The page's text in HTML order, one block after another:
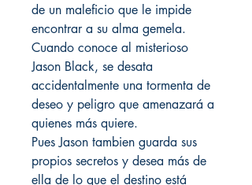
de un maleficio que le impide
encontrar a su alma gemela.
Cuando conoce al misterioso
Jason Black, se desata
accidentalmente una tormenta de
deseo y peligro que amenazará a
quienes más quiere.
Pues Jason tambien guarda sus
propios secretos y desea más de
ella de lo que el destino está